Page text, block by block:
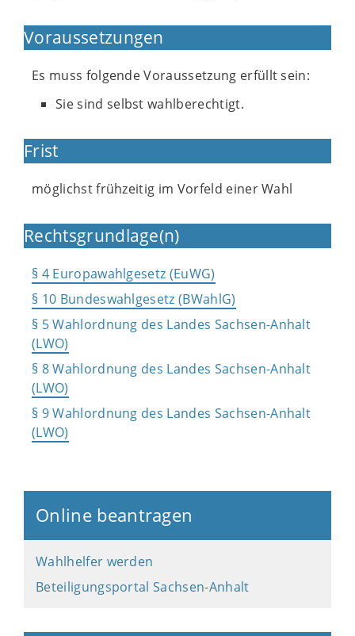
Voraussetzungen
Es muss folgende Voraussetzung erfüllt sein:
Sie sind selbst wahlberechtigt.
Frist
möglichst frühzeitig im Vorfeld einer Wahl
Rechtsgrundlage(n)
§ 4 Europawahlgesetz (EuWG)
§ 10 Bundeswahlgesetz (BWahlG)
§ 5 Wahlordnung des Landes Sachsen-Anhalt
(LWO)
§ 8 Wahlordnung des Landes Sachsen-Anhalt
(LWO)
§ 9 Wahlordnung des Landes Sachsen-Anhalt
(LWO)
Online beantragen
Wahlhelfer werden
Beteiligungsportal Sachsen-Anhalt